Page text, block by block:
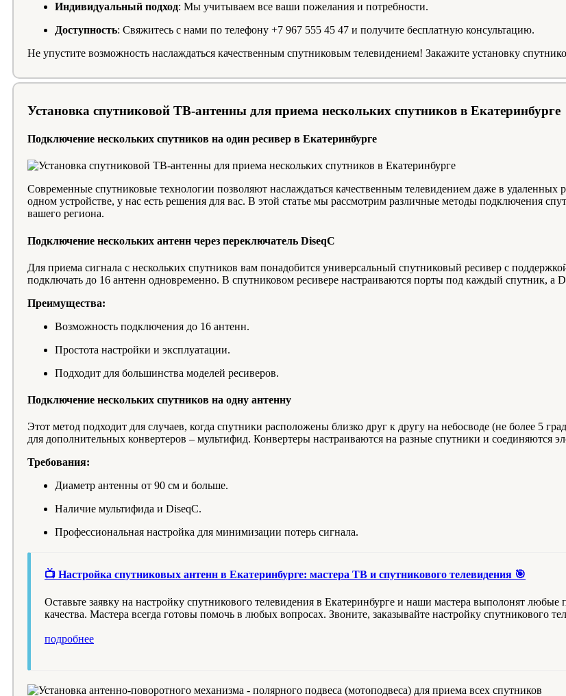
Индивидуальный подход: Мы учитываем все ваши пожелания и потребности.
Доступность: Свяжитесь с нами по телефону +7 967 555 45 47 и получите бесплатную консультацию.
Не упустите возможность наслаждаться качественным спутниковым телевидением! Закажите установку
Установка спутниковой ТВ-антенны для приема нескольких спутников в Екатеринбурге
Подключение нескольких спутников на один ресивер в Екатеринбурге
Современные спутниковые технологии позволяют наслаждаться качественным телевидением даже в удаленных
одном устройстве, у нас есть решения для вас. В этой статье мы рассмотрим различные методы подключения
вашего региона.
Подключение нескольких антенн через переключатель DiseqC
Для приема сигнала с нескольких спутников вам понадобится универсальный спутниковый ресивер с
подключать до 16 антенн одновременно. В спутниковом ресивере настраиваются порты под каждый спутник, а
Преимущества:
Возможность подключения до 16 антенн.
Простота настройки и эксплуатации.
Подходит для большинства моделей ресиверов.
Подключение нескольких спутников на одну антенну
Этот метод подходит для случаев, когда спутники расположены близко друг к другу на небосводе (не более 5
для дополнительных конвертеров – мультифид. Конвертеры настраиваются на разные спутники и соединяются
Требования:
Диаметр антенны от 90 см и больше.
Наличие мультифида и DiseqC.
Профессиональная настройка для минимизации потерь сигнала.
📺 Настройка спутниковых антенн в Екатеринбурге: мастера ТВ и спутникового телевидения 🎯
Оставьте заявку на настройку спутникового телевидения в Екатеринбурге и наши мастера выполонят
качества. Мастера всегда готовы помочь в любых вопросах. Звоните, заказывайте настройку спутникового
подробнее